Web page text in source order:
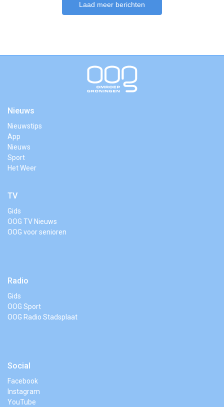
Laad meer berichten
Nieuws
Nieuwstips
App
Nieuws
Sport
Het Weer
TV
Gids
OOG TV Nieuws
OOG voor senioren
Radio
Gids
OOG Sport
OOG Radio Stadsplaat
Social
Facebook
Instagram
YouTube